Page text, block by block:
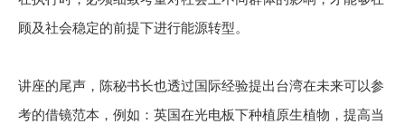
顾及社会稳定的前提下进行能源转型。
讲座的尾声，陈秘书长也透过国际经验提出台湾在未来可以参
考的借镜范本，例如：英国在光电板下种植原生植物，提高当